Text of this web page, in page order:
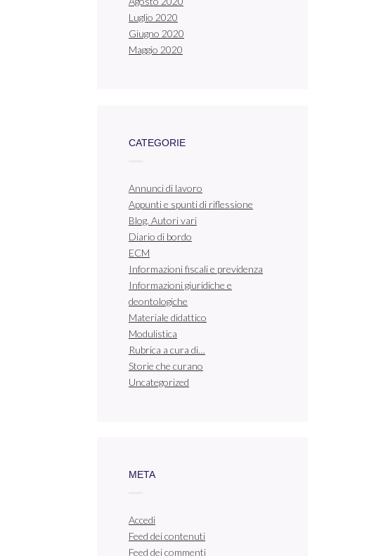
Luglio 2020
Giugno 2020
Maggio 2020
CATEGORIE
Annunci di lavoro
Appunti e spunti di riflessione
Blog. Autori vari
Diario di bordo
ECM
Informazioni fiscali e previdenza
Informazioni giuridiche e
deontologiche
Materiale didattico
Modulistica
Rubrica a cura di…
Storie che curano
Uncategorized
META
Accedi
Feed dei contenuti
Feed dei commenti